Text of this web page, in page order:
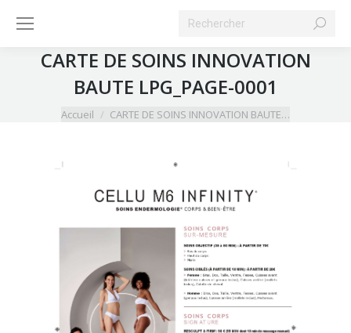
Search:
CARTE DE SOINS INNOVATION
BAUTE LPG_PAGE-0001
Vous êtes ici :
Accueil CARTE DE SOINS INNOVATION BAUTE…